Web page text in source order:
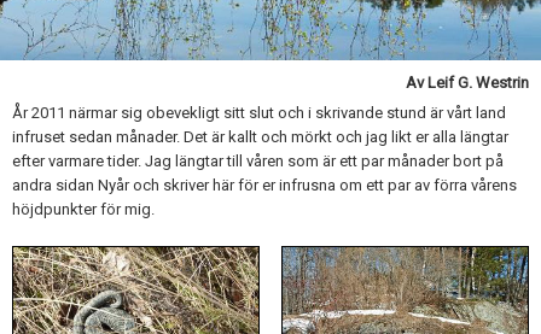
Av Leif G. Westrin
År 2011 närmar sig obevekligt sitt slut och i skrivande stund är vårt land
infruset sedan månader. Det är kallt och mörkt och jag likt er alla längtar
efter varmare tider. Jag längtar till våren som är ett par månader bort på
andra sidan Nyår och skriver här för er infrusna om ett par av förra vårens
höjdpunkter för mig.
Lösenord:
Privacy Policy
Terms of Service
Skapa konto